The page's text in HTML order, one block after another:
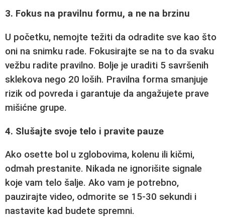
3. Fokus na pravilnu formu, a ne na brzinu
U početku, nemojte težiti da odradite sve kao što
oni na snimku rade. Fokusirajte se na to da svaku
vežbu radite pravilno. Bolje je uraditi 5 savršenih
sklekova nego 20 loših. Pravilna forma smanjuje
rizik od povreda i garantuje da angažujete prave
mišićne grupe.
4. Slušajte svoje telo i pravite pauze
Ako osette bol u zglobovima, kolenu ili kičmi,
odmah prestanite. Nikada ne ignorišite signale
koje vam telo šalje. Ako vam je potrebno,
pauzirajte video, odmorite se 15-30 sekundi i
nastavite kad budete spremni.